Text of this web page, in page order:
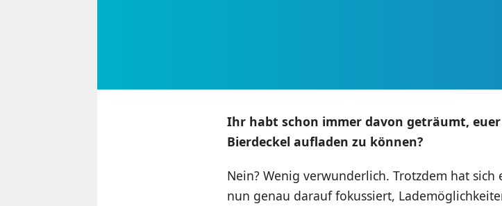
Ihr habt schon immer davon geträumt,
Bierdeckel aufladen zu können?
Nein? Wenig verwunderlich. Trotzdem hat
nun genau darauf fokussiert,